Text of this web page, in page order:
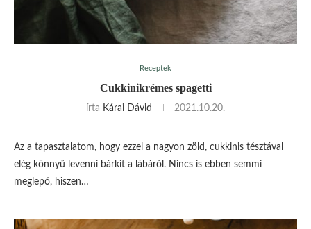
Receptek
Cukkinikrémes spagetti
írta Kárai Dávid 2021.10.20.
Az a tapasztalatom, hogy ezzel a nagyon zöld, cukkinis tésztával
elég könnyű levenni bárkit a lábáról. Nincs is ebben semmi
meglepő, hiszen…